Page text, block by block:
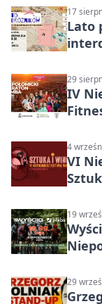
17
Lato
29
IV
4
VI
19
29